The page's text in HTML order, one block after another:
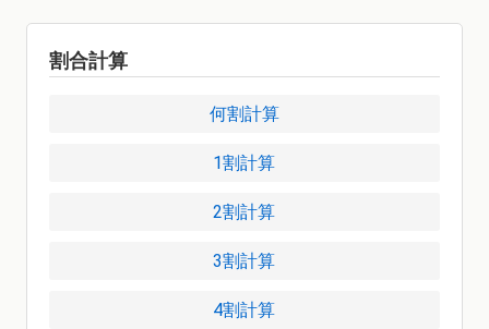
割合計算
何割計算
1割計算
2割計算
3割計算
4割計算